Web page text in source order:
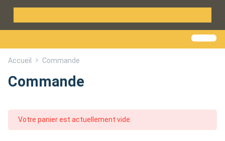
Accueil Commande
Commande
Votre panier est actuellement vide.